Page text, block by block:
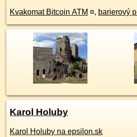
Kvakomat Bitcoin ATM ¤, barierový
Karol Holuby
Karol Holuby na epsilon.sk